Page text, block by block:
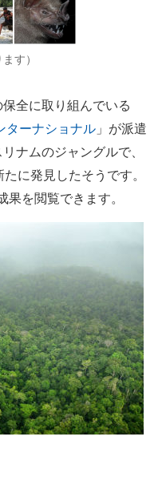
す）
全に取り組んでいる
ターナショナル 」が派遣
ナムのジャングルで、
に発見したそうです。
果を閲覧できます。